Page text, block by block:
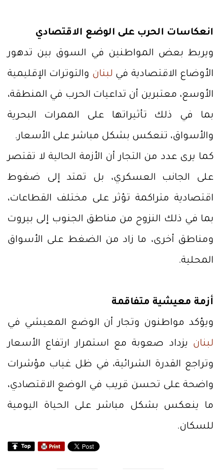
انعكاسات الحرب على الوضع الاقتصادي
ويربط بعض المواطنين في السوق بين تدهور
الأوضاع الاقتصادية في لبنان والتوترات الإقليمية
الأوسع، معتبرين أن تداعيات الحرب في المنطقة،
بما في ذلك تأثيراتها على الممرات البحرية
والأسواق، تنعكس بشكل مباشر على الأسعار.
كما يرى عدد من التجار أن الأزمة الحالية لا تقتصر
على الجانب العسكري، بل تمتد إلى ضغوط
اقتصادية متراكمة تؤثر على مختلف القطاعات،
بما في ذلك النزوح من مناطق الجنوب إلى بيروت
ومناطق أخرى، ما زاد من الضغط على الأسواق
المحلية.
أزمة معيشية متفاقمة
ويؤكد مواطنون وتجار أن الوضع المعيشي في
لبنان يزداد صعوبة مع استمرار ارتفاع الأسعار
وتراجع القدرة الشرائية، في ظل غياب مؤشرات
واضحة على تحسن قريب في الوضع الاقتصادي،
ما ينعكس بشكل مباشر على الحياة اليومية
للسكان.